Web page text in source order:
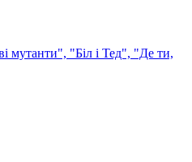
мутанти", "Біл і Тед", "Де ти,